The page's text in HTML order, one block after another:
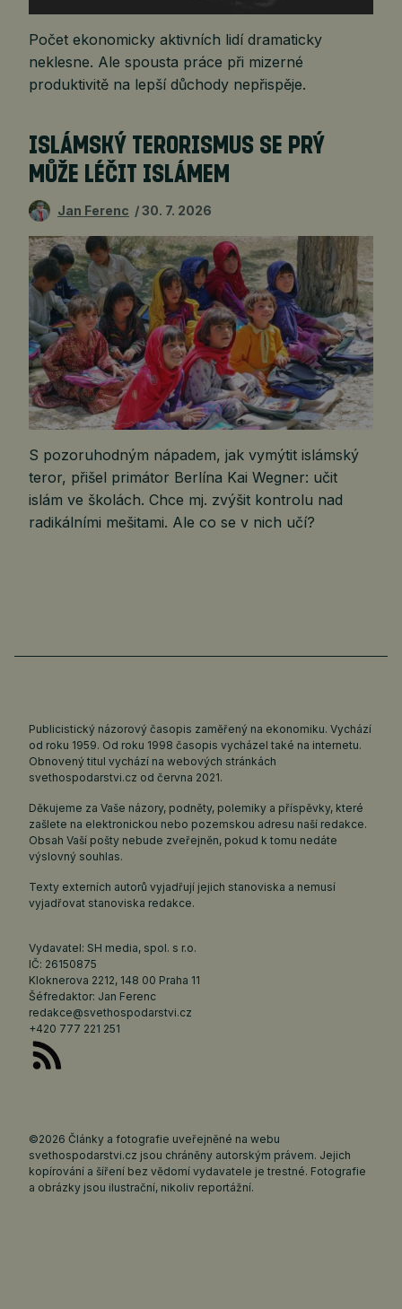
Počet ekonomicky aktivních lidí dramaticky
neklesne. Ale spousta práce při mizerné
produktivitě na lepší důchody nepřispěje.
ISLÁMSKÝ TERORISMUS SE PRÝ
MŮŽE LÉČIT ISLÁMEM
Jan Ferenc 30. 7. 2026
S pozoruhodným nápadem, jak vymýtit islámský
teror, přišel primátor Berlína Kai Wegner: učit
islám ve školách. Chce mj. zvýšit kontrolu nad
radikálními mešitami. Ale co se v nich učí?
Publicistický názorový časopis zaměřený na ekonomiku. Vychází
od roku 1959. Od roku 1998 časopis vycházel také na internetu.
Obnovený titul vychází na webových stránkách
svethospodarstvi.cz od června 2021.
Děkujeme za Vaše názory, podněty, polemiky a příspěvky, které
zašlete na elektronickou nebo pozemskou adresu naší redakce.
Obsah Vaší pošty nebude zveřejněn, pokud k tomu nedáte
výslovný souhlas.
Texty externích autorů vyjadřují jejich stanoviska a nemusí
vyjadřovat stanoviska redakce.
Vydavatel: SH media, spol. s r.o.
IČ: 26150875
Kloknerova 2212, 148 00 Praha 11
Šéfredaktor: Jan Ferenc
redakce@svethospodarstvi.cz
+420 777 221 251
©2026 Články a fotografie uveřejněné na webu
svethospodarstvi.cz jsou chráněny autorským právem. Jejich
kopírování a šíření bez vědomí vydavatele je trestné. Fotografie
a obrázky jsou ilustrační, nikoliv reportážní.